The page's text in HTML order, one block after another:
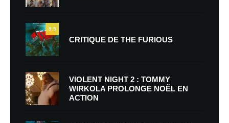
9.5
CRITIQUE DE THE FURIOUS
VIOLENT NIGHT 2 : TOMMY
WIRKOLA PROLONGE NOËL EN
ACTION